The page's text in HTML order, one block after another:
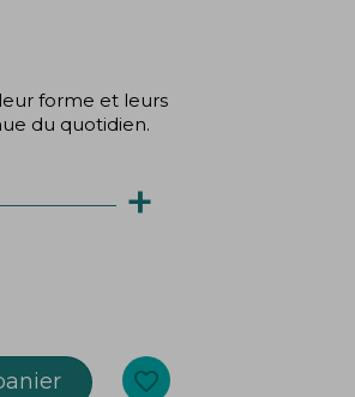
forme et leurs
du quotidien.
+
favorite_border